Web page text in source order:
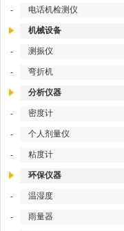
- 电话机检测仪
机械设备
- 测振仪
- 弯折机
分析仪器
- 密度计
- 个人剂量仪
- 粘度计
环保仪器
- 温湿度
- 雨量器